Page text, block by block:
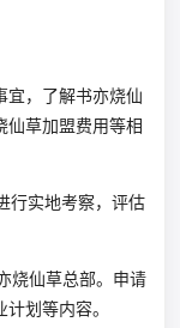
宜，了解书亦烧仙
仙草加盟费用等相
行实地考察，评估
烧仙草总部。申请
划等内容。